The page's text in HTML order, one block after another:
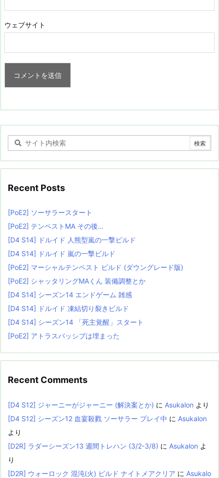
ウェブサイト
Recent Posts
[PoE2] ソーサラースタート
[PoE2] テンペストMA その後…
[D4 S14] ドルイド 人熊型嵐の一撃ビルド
[D4 S14] ドルイド 嵐の一撃ビルド
[PoE2] マーシャルテンペスト ビルド (ダウングレード版)
[PoE2] シャッタリングMAくん 装備調整とか
[D4 S14] シーズン14 エンドゲーム 雑感
[D4 S14] ドルイド 凍結切り裂きビルド
[D4 S14] シーズン14 「死主覚醒」スタート
[PoE2] アトラスパッシブは埋まった
Recent Comments
[D4 S12] ジャーニーがジャーニー (解決案とか) に Asukalon より
[D4 S12] シーズン12 血宴殺戮 ソーサラー プレイ中 に Asukalon
より
[D2R] ラダーシーズン13 週間トレハン (3/2-3/8) に Asukalon よ
り
[D2R] ウォーロック 混沌(火) ビルド ナイトメアクリア に Asukalo